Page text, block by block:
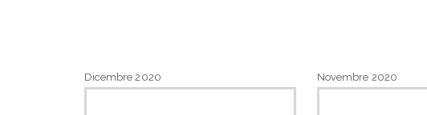
Dicembre 2020 Novembre 2020